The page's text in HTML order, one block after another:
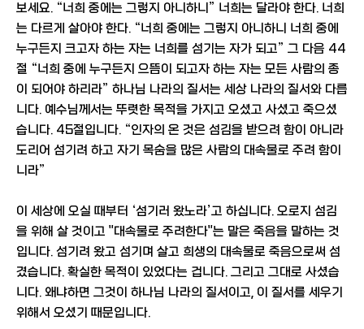
보세요. “너희 중에는 그렇지 아니하니” 너희는 달라야 한다. 너희
는 다르게 살아야 한다. “너희 중에는 그렇지 아니하니 너희 중에
누구든지 크고자 하는 자는 너희를 섬기는 자가 되고” 그 다음 44
절 “너희 중에 누구든지 으뜸이 되고자 하는 자는 모든 사람의 종
이 되어야 하리라” 하나님 나라의 질서는 세상 나라의 질서와 다릅
니다. 예수님께서는 뚜렷한 목적을 가지고 오셨고 사셨고 죽으셨
습니다. 45절입니다. “인자의 온 것은 섬김을 받으려 함이 아니라
도리어 섬기려 하고 자기 목숨을 많은 사람의 대속물로 주려 함이
니라”
이 세상에 오실 때부터 ‘섬기러 왔노라’고 하십니다. 오로지 섬김
을 위해 살 것이고 "대속물로 주려한다"는 말은 죽음을 말하는 것
입니다. 섬기려 왔고 섬기며 살고 희생의 대속물로 죽음으로써 섬
겼습니다. 확실한 목적이 있었다는 겁니다. 그리고 그대로 사셨습
니다. 왜냐하면 그것이 하나님 나라의 질서이고, 이 질서를 세우기
위해서 오셨기 때문입니다.